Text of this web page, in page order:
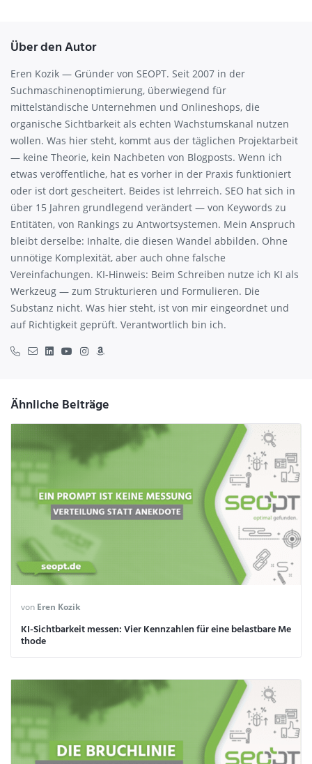
Über den Autor
Eren Kozik — Gründer von SEOPT. Seit 2007 in der
Suchmaschinenoptimierung, überwiegend für
mittelständische Unternehmen und Onlineshops, die
organische Sichtbarkeit als echten Wachstumskanal nutzen
wollen. Was hier steht, kommt aus der täglichen Projektarbeit
— keine Theorie, kein Nachbeten von Blogposts. Wenn ich
etwas veröffentliche, hat es vorher in der Praxis funktioniert
oder ist dort gescheitert. Beides ist lehrreich. SEO hat sich in
über 15 Jahren grundlegend verändert — von Keywords zu
Entitäten, von Rankings zu Antwortsystemen. Mein Anspruch
bleibt derselbe: Inhalte, die diesen Wandel abbilden. Ohne
unnötige Komplexität, aber auch ohne falsche
Vereinfachungen. KI-Hinweis: Beim Schreiben nutze ich KI als
Werkzeug — zum Strukturieren und Formulieren. Die
Substanz nicht. Was hier steht, ist von mir eingeordnet und
auf Richtigkeit geprüft. Verantwortlich bin ich.
Ähnliche Beiträge
von Eren Kozik
KI-Sichtbarkeit messen: Vier Kennzahlen für eine belastbare Me
thode